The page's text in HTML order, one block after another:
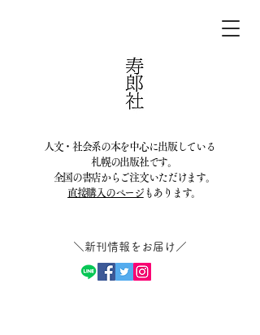
＼新刊情報をお届け／​
人文・社会系の本を中心に出版している
札幌の出版社です。
全国の書店からご注文いただけます。
直接購入のページもあります。